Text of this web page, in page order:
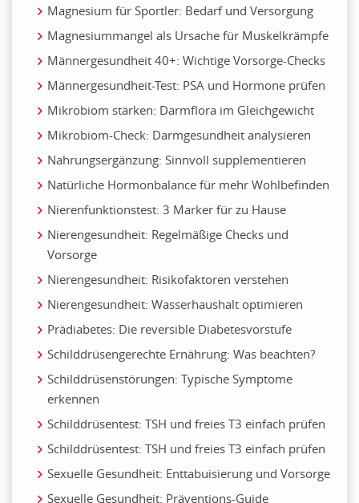
Magnesium für Sportler: Bedarf und Versorgung
Magnesiummangel als Ursache für Muskelkrämpfe
Männergesundheit 40+: Wichtige Vorsorge-Checks
Männergesundheit-Test: PSA und Hormone prüfen
Mikrobiom stärken: Darmflora im Gleichgewicht
Mikrobiom-Check: Darmgesundheit analysieren
Nahrungsergänzung: Sinnvoll supplementieren
Natürliche Hormonbalance für mehr Wohlbefinden
Nierenfunktionstest: 3 Marker für zu Hause
Nierengesundheit: Regelmäßige Checks und
Vorsorge
Nierengesundheit: Risikofaktoren verstehen
Nierengesundheit: Wasserhaushalt optimieren
Prädiabetes: Die reversible Diabetesvorstufe
Schilddrüsengerechte Ernährung: Was beachten?
Schilddrüsenstörungen: Typische Symptome
erkennen
Schilddrüsentest: TSH und freies T3 einfach prüfen
Schilddrüsentest: TSH und freies T3 einfach prüfen
Sexuelle Gesundheit: Enttabuisierung und Vorsorge
Sexuelle Gesundheit: Präventions-Guide